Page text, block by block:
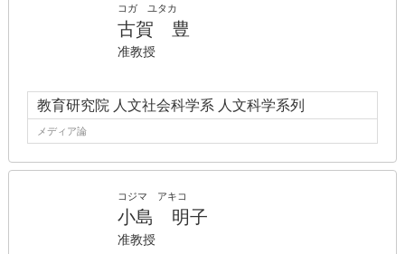
コガ ユタカ
古賀 豊
准教授
教育研究院 人文社会科学系 人文科学系列
メディア論
コジマ アキコ
小島 明子
准教授